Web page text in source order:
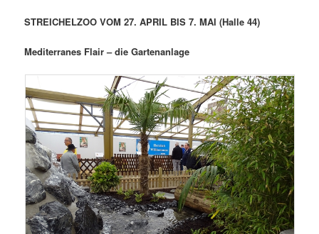
STREICHELZOO VOM 27. APRIL BIS 7. MAI (Halle 44)
Mediterranes Flair – die Gartenanlage